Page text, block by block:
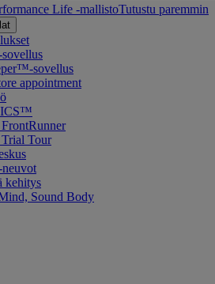
Life -mallistoTutustu paremmin
sovellus
appointment
Tour
kehitys
Sound Body